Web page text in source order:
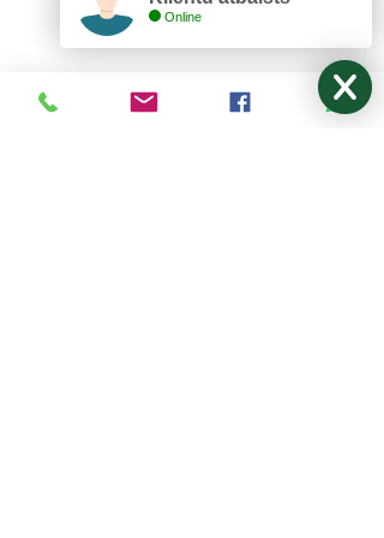
Lazurīts S, SIA
Zemitāna 3, Rīga, LV-1012
Online